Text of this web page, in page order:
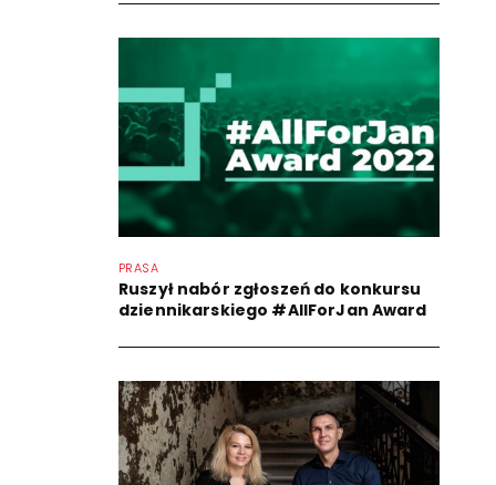
PRASA
Ruszył nabór zgłoszeń do konkursu
dziennikarskiego #AllForJan Award